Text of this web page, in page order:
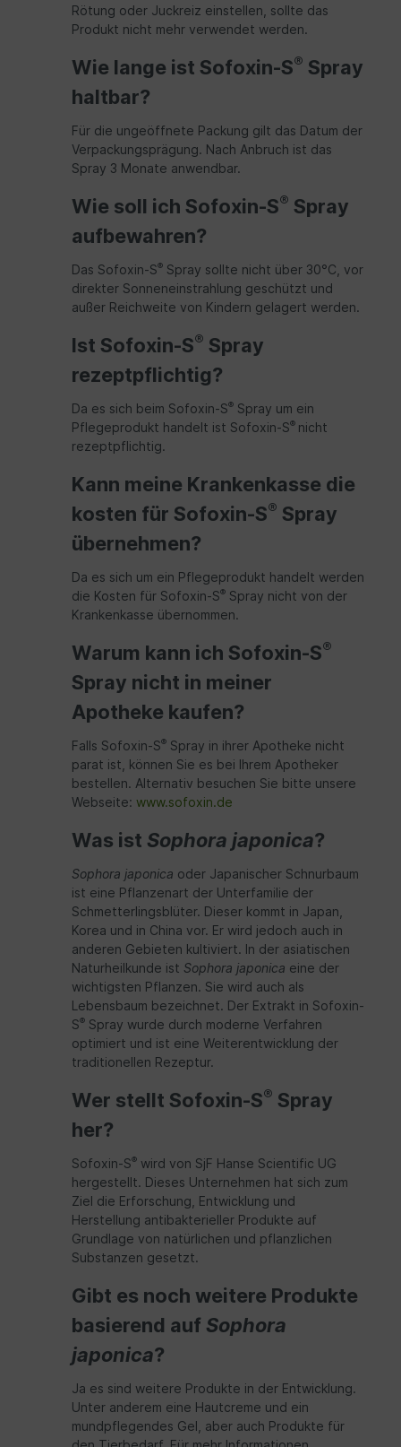
Rötung oder Juckreiz einstellen, sollte das
Produkt nicht mehr verwendet werden.
Wie lange ist Sofoxin-S® Spray
haltbar?
Für die ungeöffnete Packung gilt das Datum der
Verpackungsprägung. Nach Anbruch ist das
Spray 3 Monate anwendbar.
Wie soll ich Sofoxin-S® Spray
aufbewahren?
Das Sofoxin-S® Spray sollte nicht über 30°C, vor
direkter Sonneneinstrahlung geschützt und
außer Reichweite von Kindern gelagert werden.
Ist Sofoxin-S® Spray
rezeptpflichtig?
Da es sich beim Sofoxin-S® Spray um ein
Pflegeprodukt handelt ist Sofoxin-S® nicht
rezeptpflichtig.
Kann meine Krankenkasse die
kosten für Sofoxin-S® Spray
übernehmen?
Da es sich um ein Pflegeprodukt handelt werden
die Kosten für Sofoxin-S® Spray nicht von der
Krankenkasse übernommen.
Warum kann ich Sofoxin-S®
Spray nicht in meiner
Apotheke kaufen?
Falls Sofoxin-S® Spray in ihrer Apotheke nicht
parat ist, können Sie es bei Ihrem Apotheker
bestellen. Alternativ besuchen Sie bitte unsere
Webseite: www.sofoxin.de
Was ist Sophora japonica?
Sophora japonica oder Japanischer Schnurbaum
ist eine Pflanzenart der Unterfamilie der
Schmetterlingsblüter. Dieser kommt in Japan,
Korea und in China vor. Er wird jedoch auch in
anderen Gebieten kultiviert. In der asiatischen
Naturheilkunde ist Sophora japonica eine der
wichtigsten Pflanzen. Sie wird auch als
Lebensbaum bezeichnet. Der Extrakt in Sofoxin-
S® Spray wurde durch moderne Verfahren
optimiert und ist eine Weiterentwicklung der
traditionellen Rezeptur.
Wer stellt Sofoxin-S® Spray
her?
Sofoxin-S® wird von SjF Hanse Scientific UG
hergestellt. Dieses Unternehmen hat sich zum
Ziel die Erforschung, Entwicklung und
Herstellung antibakterieller Produkte auf
Grundlage von natürlichen und pflanzlichen
Substanzen gesetzt.
Gibt es noch weitere Produkte
basierend auf Sophora
japonica?
Ja es sind weitere Produkte in der Entwicklung.
Unter anderem eine Hautcreme und ein
mundpflegendes Gel, aber auch Produkte für